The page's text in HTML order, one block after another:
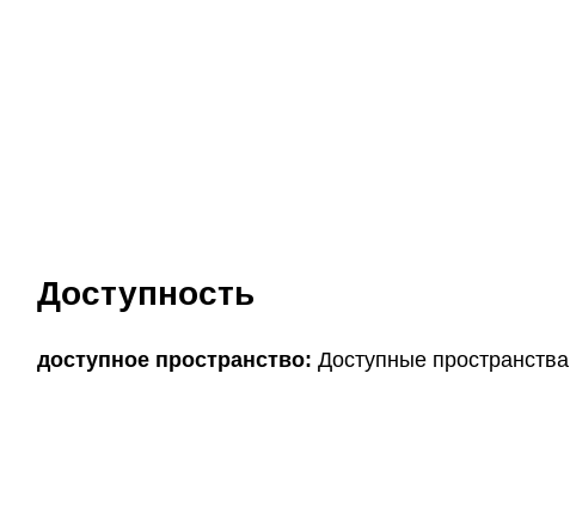
Доступность
доступное пространство: Доступные пространства